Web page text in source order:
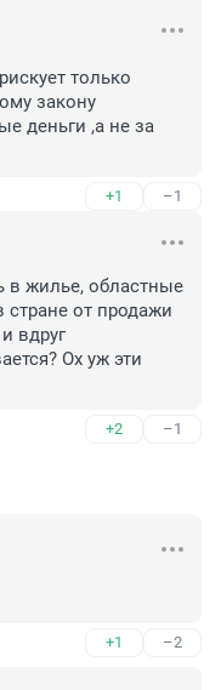
только
закону
деньги ,а не за
+1 –1
в жилье, областные
стране от продажи
вдруг
Ох уж эти
+2 –1
+1 –2